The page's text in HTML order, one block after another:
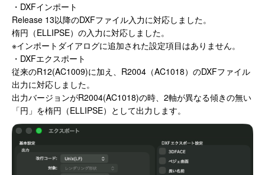
・DXFインポート
Release 13以降のDXFファイル入力に対応しました。
楕円（ELLIPSE）の入力に対応しました。
※インポートダイアログに追加された設定項目はありません。
・DXFエクスポート
従来のR12(AC1009)に加え、R2004（AC1018）のDXFファイル
出力に対応しました。
出力バージョンがR2004(AC1018)の時、2軸が異なる傾きの無い
「円」を楕円（ELLIPSE）として出力します。